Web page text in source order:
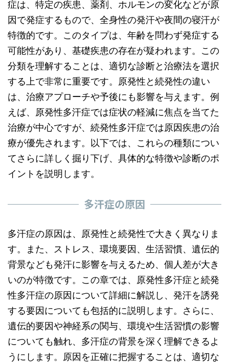
症は、特定の疾患、薬剤、ホルモンの変化などが原
因で発症するもので、全身性の発汗や夜間の寝汗が
特徴的です。このタイプは、年齢を問わず発症する
可能性があり、基礎疾患の存在が疑われます。この
分類を理解することは、適切な診断と治療法を選択
する上で非常に重要です。原発性と続発性の違い
は、治療アプローチや予後にも影響を与えます。例
えば、原発性多汗症では症状の軽減に焦点を当てた
治療が中心ですが、続発性多汗症では原因疾患の治
療が優先されます。以下では、これらの種類につい
てさらに詳しく掘り下げ、具体的な特徴や診断のポ
イントを説明します。
多汗症の原因
多汗症の原因は、原発性と続発性で大きく異なりま
す。また、ストレス、環境要因、生活習慣、遺伝的
背景なども発汗に影響を与えるため、個人差が大き
いのが特徴です。この章では、原発性多汗症と続発
性多汗症の原因について詳細に解説し、発汗を誘発
する要因についても包括的に説明します。さらに、
遺伝的要因や神経系の関与、環境や生活習慣の影響
についても触れ、多汗症の背景を深く理解できるよ
うにします。原因を正確に把握することは、適切な